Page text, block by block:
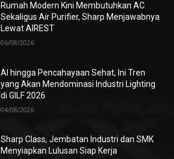
Rumah Modern Kini Membutuhkan AC
Sekaligus Air Purifier, Sharp Menjawabnya
Lewat AIREST
06/08/2026
AI hingga Pencahayaan Sehat, Ini Tren
yang Akan Mendominasi Industri Lighting
di GILF 2026
04/08/2026
Sharp Class, Jembatan Industri dan SMK
Menyiapkan Lulusan Siap Kerja